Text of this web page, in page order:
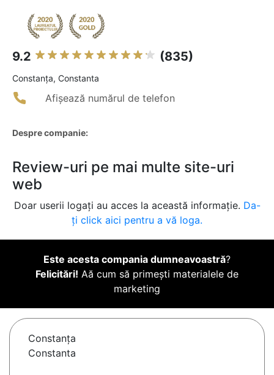
9.2 (835)
Constanţa, Constanta
Afișează numărul de telefon
Despre companie:
Review-uri pe mai multe site-uri
web
Doar userii logați au acces la această informație. Da-
ți click aici pentru a vă loga.
Este acesta compania dumneavoastră?
Felicitări! Aă cum să primești materialele de
marketing
Constanţa
Constanta